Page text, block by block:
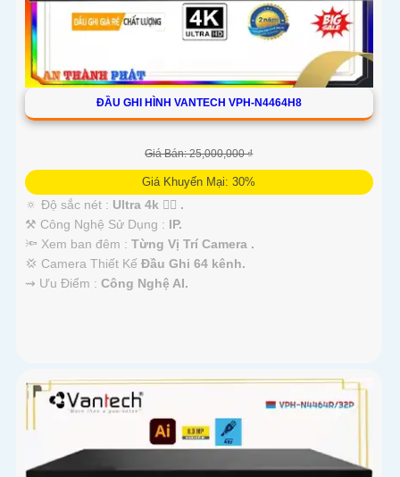
ĐẦU GHI HÌNH VANTECH VPH-N4464H8
Giá Bán: 25,000,000 ₫
Giá Khuyến Mại: 30%
🔅 Độ sắc nét : Ultra 4k 👍🏾 .
⚒ Công Nghệ Sử Dụng : IP.
🔦 Xem ban đêm : Từng Vị Trí Camera .
💢 Camera Thiết Kế Đầu Ghi 64 kênh.
️⇝ Ưu Điểm : Công Nghệ AI.